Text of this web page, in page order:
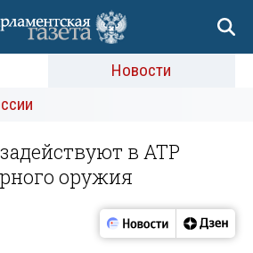
Новости
в АТР
оружия